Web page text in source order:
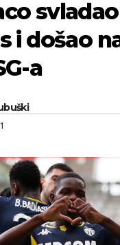
svladao
i došao
a